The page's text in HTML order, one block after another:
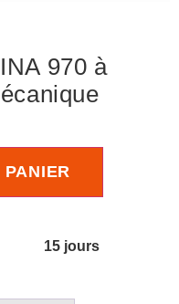
970 à
15 jours